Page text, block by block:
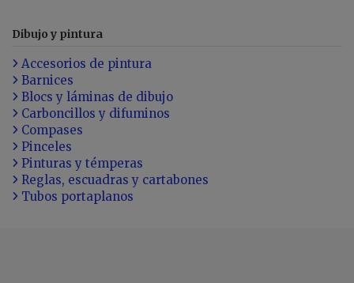
Dibujo y pintura
Accesorios de pintura
Barnices
Blocs y láminas de dibujo
Carboncillos y difuminos
Compases
Pinceles
Pinturas y témperas
Reglas, escuadras y cartabones
Tubos portaplanos